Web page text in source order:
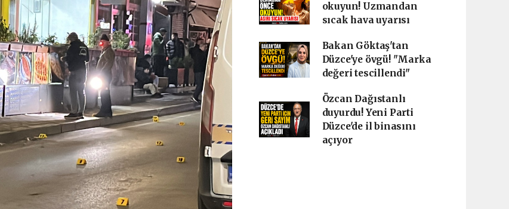
okuyun! Uzmandan
sıcak hava uyarısı
Bakan Göktaş'tan
Düzce'ye övgü! "Marka
değeri tescillendi"
Özcan Dağıstanlı
duyurdu! Yeni Parti
Düzce'de il binasını
açıyor